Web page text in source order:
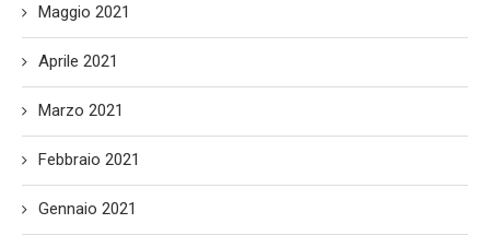
Maggio 2021
Aprile 2021
Marzo 2021
Febbraio 2021
Gennaio 2021